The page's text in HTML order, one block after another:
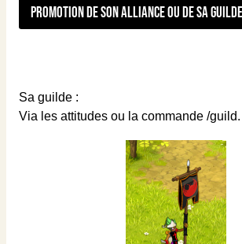
Promotion de son alliance ou de sa
Sa guilde :
Via les attitudes ou la commande /guild.